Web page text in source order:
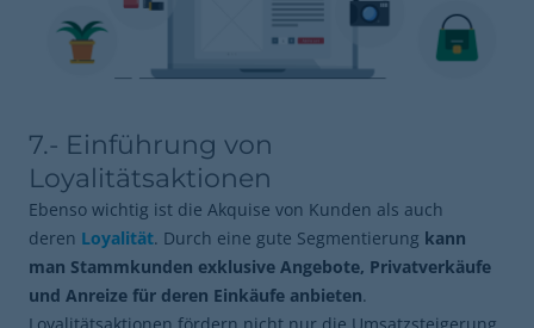
7.- Einführung von
Loyalitätsaktionen
Ebenso wichtig ist die Akquise von Kunden als auch
deren Loyalität. Durch eine gute Segmentierung kann
man Stammkunden exklusive Angebote, Privatverkäufe
und Anreize für deren Einkäufe anbieten.